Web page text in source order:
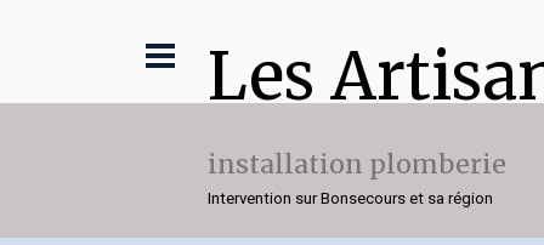
Les
installation plomberie
Intervention sur Bonsecours et sa région